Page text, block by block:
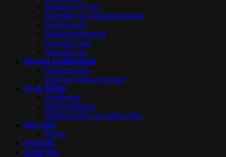
Tilbehør til barn
Strømper og strømpebukser
Fanabunad
Hardangerbunad
Sognebunad
Sotrabunad
Bunad vedlikehold
Oppbevaring
Vask og stell av bunad
Sy & Strikk
Sytilbehør
Strikketilbehør
Strikkepinner og heklenåler
Om meg
Blogg
Kontakt
Logg inn